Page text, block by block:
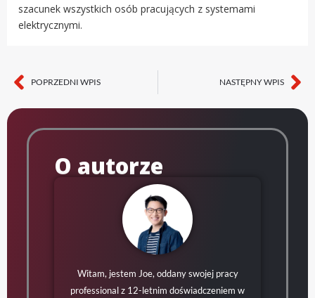
szacunek wszystkich osób pracujących z systemami
elektrycznymi.
Poprz.
POPRZEDNI WPIS NASTĘPNY WPIS
O autorze
Witam, jestem Joe, oddany swojej pracy
professional z 12-letnim doświadczeniem w